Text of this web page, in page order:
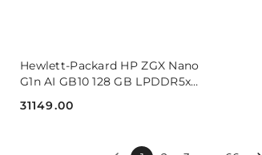
Hewlett-Packard HP ZGX Nano
G1n AI GB10 128 GB LPDDR5x-
PC Stanowisko AI Workstation,
Cena:
31149.00
DO KOSZYKA